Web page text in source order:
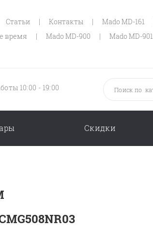
Статьи | Контакты | Mado MD-161
время | Mado MD-900 | Mado MD-901
10:00 - 19:00
Скидки